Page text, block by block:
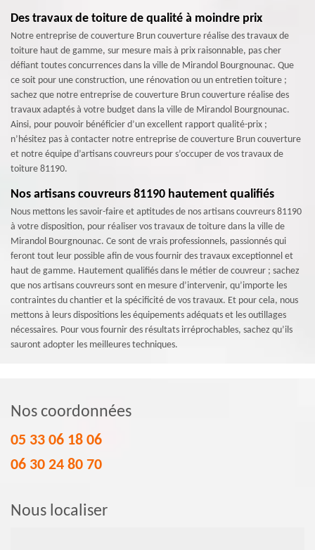
Des travaux de toiture de qualité à moindre prix
Notre entreprise de couverture Brun couverture réalise des travaux de
toiture haut de gamme, sur mesure mais à prix raisonnable, pas cher
défiant toutes concurrences dans la ville de Mirandol Bourgnounac. Que
ce soit pour une construction, une rénovation ou un entretien toiture ;
sachez que notre entreprise de couverture Brun couverture réalise des
travaux adaptés à votre budget dans la ville de Mirandol Bourgnounac.
Ainsi, pour pouvoir bénéficier d’un excellent rapport qualité-prix ;
n’hésitez pas à contacter notre entreprise de couverture Brun couverture
et notre équipe d’artisans couvreurs pour s’occuper de vos travaux de
toiture 81190.
Nos artisans couvreurs 81190 hautement qualifiés
Nous mettons les savoir-faire et aptitudes de nos artisans couvreurs 81190
à votre disposition, pour réaliser vos travaux de toiture dans la ville de
Mirandol Bourgnounac. Ce sont de vrais professionnels, passionnés qui
feront tout leur possible afin de vous fournir des travaux exceptionnel et
haut de gamme. Hautement qualifiés dans le métier de couvreur ; sachez
que nos artisans couvreurs sont en mesure d’intervenir, qu’importe les
contraintes du chantier et la spécificité de vos travaux. Et pour cela, nous
mettons à leurs dispositions les équipements adéquats et les outillages
nécessaires. Pour vous fournir des résultats irréprochables, sachez qu’ils
sauront adopter les meilleures techniques.
Nos coordonnées
05 33 06 18 06
06 30 24 80 70
Nous localiser